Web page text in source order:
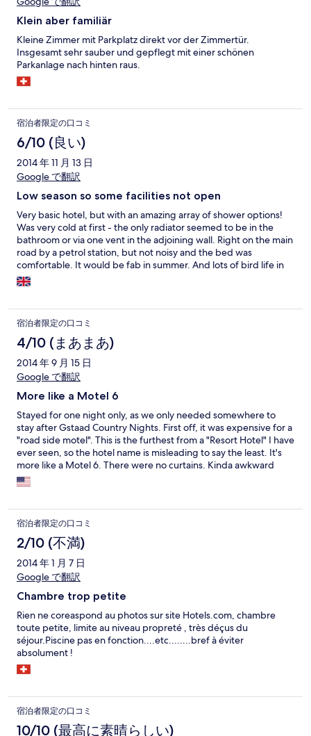
Klein aber familiär
Kleine Zimmer mit Parkplatz direkt vor der Zimmertür.
Insgesamt sehr sauber und gepflegt mit einer schönen
Parkanlage nach hinten raus.
宿泊者限定の口コミ
6/10 (良い)
2014 年 11 月 13 日
Google で翻訳
Low season so some facilities not open
Very basic hotel, but with an amazing array of shower options!
Was very cold at first - the only radiator seemed to be in the
bathroom or via one vent in the adjoining wall. Right on the main
road by a petrol station, but not noisy and the bed was
comfortable. It would be fab in summer. And lots of bird life in
the pretty back garden by the river.
宿泊者限定の口コミ
4/10 (まあまあ)
2014 年 9 月 15 日
Google で翻訳
More like a Motel 6
Stayed for one night only, as we only needed somewhere to
stay after Gstaad Country Nights. First off, it was expensive for a
"road side motel". This is the furthest from a "Resort Hotel" I have
ever seen, so the hotel name is misleading to say the least. It's
more like a Motel 6. There were no curtains. Kinda awkward
when your window overlooks the common area. Small
bathroom. Breakfast was not satisfactory. Couple of croissants
was stupid expensive!
宿泊者限定の口コミ
2/10 (不満)
2014 年 1 月 7 日
Google で翻訳
Chambre trop petite
Rien ne coreaspond au photos sur site Hotels.com, chambre
toute petite, limite au niveau propreté , très déçus du
séjour.Piscine pas en fonction....etc........bref à éviter
absolument !
宿泊者限定の口コミ
10/10 (最高に素晴らしい)